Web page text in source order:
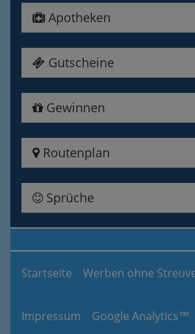
Apotheken
Gutscheine
Gewinnen
Routenplan
Sprüche
Startseite Werben ohne
Impressum Google Analytics™